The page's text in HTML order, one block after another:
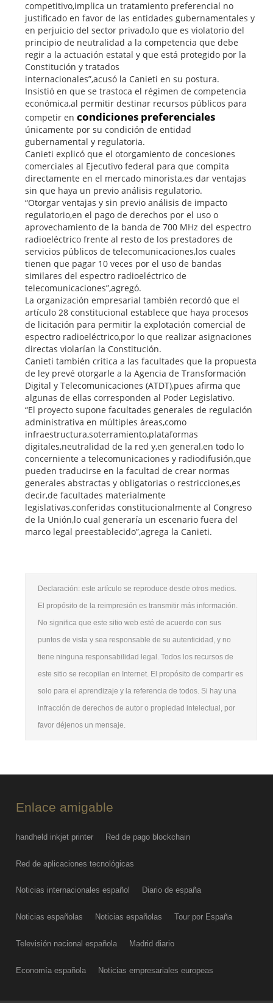
competitivo,implica un tratamiento preferencial no
justificado en favor de las entidades gubernamentales y
en perjuicio del sector privado,lo que es violatorio del
principio de neutralidad a la competencia que debe
regir a la actuación estatal y que está protegido por la
Constitución y tratados
internacionales”,acusó la Canieti en su postura.
Insistió en que se trastoca el régimen de competencia
económica,al permitir destinar recursos públicos para
competir encondiciones preferenciales
únicamente por su condición de entidad
gubernamental y regulatoria.
Canieti explicó que el otorgamiento de concesiones
comerciales al Ejecutivo federal para que compita
directamente en el mercado minorista,es dar ventajas
sin que haya un previo análisis regulatorio.
“Otorgar ventajas y sin previo análisis de impacto
regulatorio,en el pago de derechos por el uso o
aprovechamiento de la banda de 700 MHz del espectro
radioeléctrico frente al resto de los prestadores de
servicios públicos de telecomunicaciones,los cuales
tienen que pagar 10 veces por el uso de bandas
similares del espectro radioeléctrico de
telecomunicaciones”,agregó.
La organización empresarial también recordó que el
artículo 28 constitucional establece que haya procesos
de licitación para permitir la explotación comercial de
espectro radioeléctrico,por lo que realizar asignaciones
directas violarían la Constitución.
Canieti también critica a las facultades que la propuesta
de ley prevé otorgarle a la Agencia de Transformación
Digital y Telecomunicaciones (ATDT),pues afirma que
algunas de ellas corresponden al Poder Legislativo.
“El proyecto supone facultades generales de regulación
administrativa en múltiples áreas,como
infraestructura,soterramiento,plataformas
digitales,neutralidad de la red y,en general,en todo lo
concerniente a telecomunicaciones y radiodifusión,que
pueden traducirse en la facultad de crear normas
generales abstractas y obligatorias o restricciones,es
decir,de facultades materialmente
legislativas,conferidas constitucionalmente al Congreso
de la Unión,lo cual generaría un escenario fuera del
marco legal preestablecido”,agrega la Canieti.
Declaración: este artículo se reproduce desde otros medios.
El propósito de la reimpresión es transmitir más información.
No significa que este sitio web esté de acuerdo con sus
puntos de vista y sea responsable de su autenticidad, y no
tiene ninguna responsabilidad legal. Todos los recursos de
este sitio se recopilan en Internet. El propósito de compartir es
solo para el aprendizaje y la referencia de todos. Si hay una
infracción de derechos de autor o propiedad intelectual, por
favor déjenos un mensaje.
Enlace amigable
handheld inkjet printer Red de pago blockchain
Red de aplicaciones tecnológicas
Noticias internacionales español Diario de españa
Noticias españolas Noticias españolas Tour por España
Televisión nacional española Madrid diario
Economía española Noticias empresariales europeas